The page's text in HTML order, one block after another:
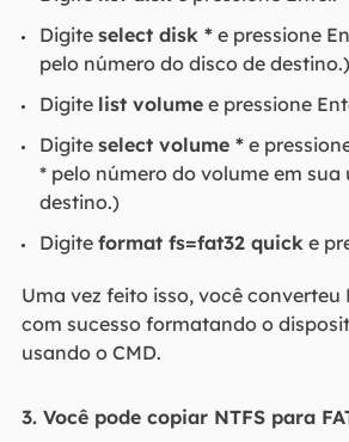
Digite select disk *e pressione
pelo número do disco de destino.)
Digite list volumee pressione
Digite select volume *e
* pelo número do volume em sua
destino.)
Digite format fs=fat32 quicke
Uma vez feito isso, você converteu
com sucesso formatando o
usando o CMD.
3. Você pode copiar NTFS para